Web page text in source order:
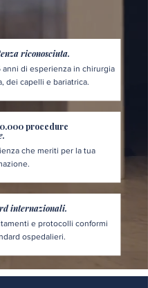
riconosciuta.
anni di esperienza in chirurgia
dei capelli e bariatrica.
procedure
che meriti per la tua
internazionali.
e protocolli conformi
ospedalieri.